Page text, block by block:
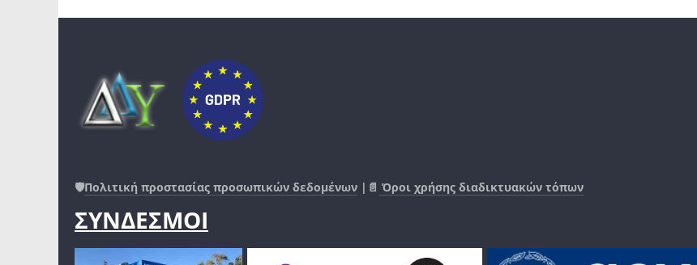
🛡️Πολιτική προστασίας προσωπικών δεδομένων |📄 Όροι χρήσης διαδικτυακών τόπων
ΣΥΝΔΕΣΜΟΙ